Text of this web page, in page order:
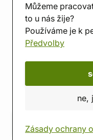
Můžeme
to u nás žije?
Používáme je k
Předvolby
ne,
Zásady ochrany
Prodejna
Herna
O nás
Hodnocení obchodu